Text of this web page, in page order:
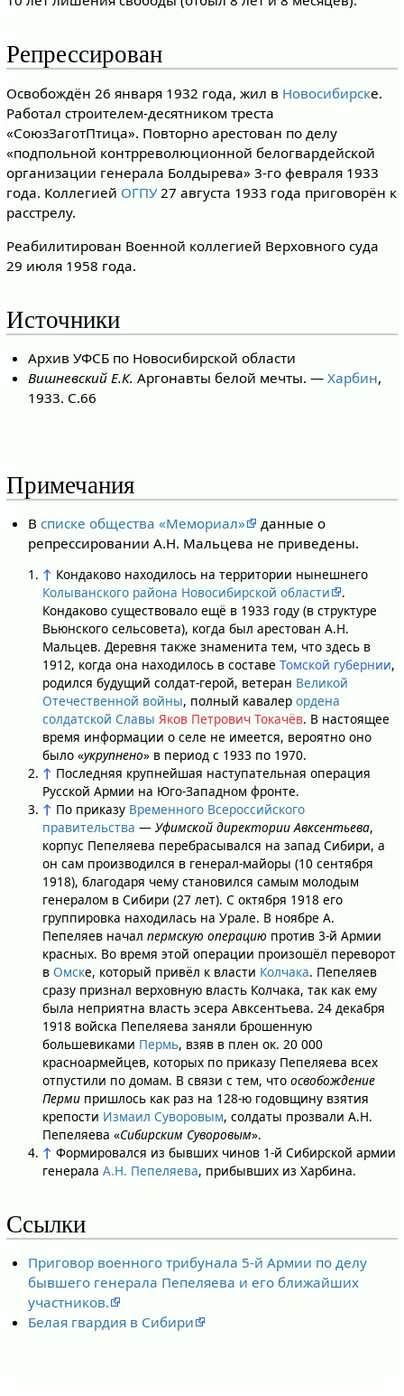
Репрессирован
Освобождён 26 января 1932 года, жил в Новосибирске.
Работал строителем-десятником треста
«СоюзЗаготПтица». Повторно арестован по делу
«подпольной контрреволюционной белогвардейской
организации генерала Болдырева» 3-го февраля 1933
года. Коллегией ОГПУ27 августа 1933 года приговорён к
расстрелу.
Реабилитирован Военной коллегией Верховного суда
29 июля 1958 года.
Источники
Архив УФСБ по Новосибирской области
Вишневский Е.К. Аргонавты белой мечты. —Харбин,
1933. С.66
Примечания
Всписке общества «Мемориал»
данные о
репрессировании А.Н. Мальцева не приведены.
↑ Кондаково находилось на территории нынешнего
Колыванского района Новосибирской области
.
Кондаково существовало ещё в 1933 году (в структуре
Вьюнского сельсовета), когда был арестован А.Н.
Мальцев. Деревня также знаменита тем, что здесь в
1912, когда она находилось в составе Томской губернии,
родился будущий солдат-герой, ветеран Великой
Отечественной войны, полный кавалер ордена
солдатской Славы Яков Петрович Токачёв. В настоящее
время информации о селе не имеется, вероятно оно
было «укрупнено» в период с 1933 по 1970.
↑ Последняя крупнейшая наступательная операция
Русской Армии на Юго-Западном фронте.
↑ По приказу Временного Всероссийского
правительства — Уфимской директории Авксентьева,
корпус Пепеляева перебрасывался на запад Сибири, а
он сам производился в генерал-майоры (10 сентября
1918), благодаря чему становился самым молодым
генералом в Сибири (27 лет). С октября 1918 его
группировка находилась на Урале. В ноябре А.
Пепеляев начал пермскую операцию против 3-й Армии
красных. Во время этой операции произошёл переворот
в Омске, который привёл к власти Колчака. Пепеляев
сразу признал верховную власть Колчака, так как ему
была неприятна власть эсера Авксентьева. 24 декабря
1918 войска Пепеляева заняли брошенную
большевиками Пермь, взяв в плен ок. 20 000
красноармейцев, которых по приказу Пепеляева всех
отпустили по домам. В связи с тем, что освобождение
Пермипришлось как раз на 128-ю годовщину взятия
крепости Измаил Суворовым, солдаты прозвали А.Н.
Пепеляева «Сибирским Суворовым».
↑ Формировался из бывших чинов 1-й Сибирской армии
генерала А.Н. Пепеляева, прибывших из Харбина.
Ссылки
Приговор военного трибунала 5-й Армии по делу
бывшего генерала Пепеляева и его ближайших
участников.
Белая гвардия в Сибири